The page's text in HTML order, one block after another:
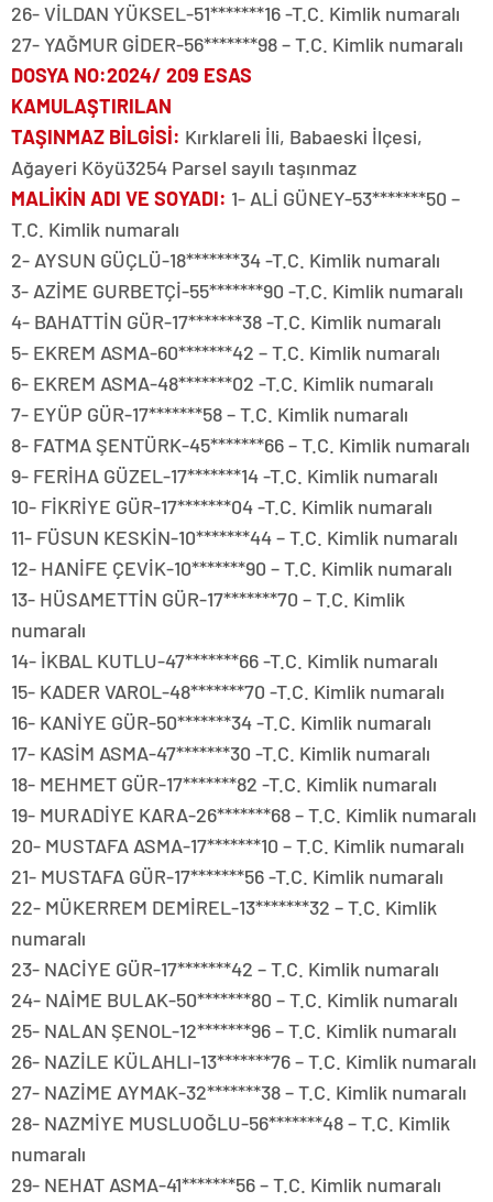
26- VİLDAN YÜKSEL-51*******16 -T.C. Kimlik numaralı
27- YAĞMUR GİDER-56*******98 – T.C. Kimlik numaralı
DOSYA NO:2024/ 209 ESAS
KAMULAŞTIRILAN
TAŞINMAZ BİLGİSİ: Kırklareli İli, Babaeski İlçesi,
Ağayeri Köyü3254 Parsel sayılı taşınmaz
MALİKİN ADI VE SOYADI: 1- ALİ GÜNEY-53*******50 –
T.C. Kimlik numaralı
2- AYSUN GÜÇLÜ-18*******34 -T.C. Kimlik numaralı
3- AZİME GURBETÇİ-55*******90 -T.C. Kimlik numaralı
4- BAHATTİN GÜR-17*******38 -T.C. Kimlik numaralı
5- EKREM ASMA-60*******42 – T.C. Kimlik numaralı
6- EKREM ASMA-48*******02 -T.C. Kimlik numaralı
7- EYÜP GÜR-17*******58 – T.C. Kimlik numaralı
8- FATMA ŞENTÜRK-45*******66 – T.C. Kimlik numaralı
9- FERİHA GÜZEL-17*******14 -T.C. Kimlik numaralı
10- FİKRİYE GÜR-17*******04 -T.C. Kimlik numaralı
11- FÜSUN KESKİN-10*******44 – T.C. Kimlik numaralı
12- HANİFE ÇEVİK-10*******90 – T.C. Kimlik numaralı
13- HÜSAMETTİN GÜR-17*******70 – T.C. Kimlik
numaralı
14- İKBAL KUTLU-47*******66 -T.C. Kimlik numaralı
15- KADER VAROL-48*******70 -T.C. Kimlik numaralı
16- KANİYE GÜR-50*******34 -T.C. Kimlik numaralı
17- KASİM ASMA-47*******30 -T.C. Kimlik numaralı
18- MEHMET GÜR-17*******82 -T.C. Kimlik numaralı
19- MURADİYE KARA-26*******68 – T.C. Kimlik numaralı
20- MUSTAFA ASMA-17*******10 – T.C. Kimlik numaralı
21- MUSTAFA GÜR-17*******56 -T.C. Kimlik numaralı
22- MÜKERREM DEMİREL-13*******32 – T.C. Kimlik
numaralı
23- NACİYE GÜR-17*******42 – T.C. Kimlik numaralı
24- NAİME BULAK-50*******80 – T.C. Kimlik numaralı
25- NALAN ŞENOL-12*******96 – T.C. Kimlik numaralı
26- NAZİLE KÜLAHLI-13*******76 – T.C. Kimlik numaralı
27- NAZİME AYMAK-32*******38 – T.C. Kimlik numaralı
28- NAZMİYE MUSLUOĞLU-56*******48 – T.C. Kimlik
numaralı
29- NEHAT ASMA-41*******56 – T.C. Kimlik numaralı